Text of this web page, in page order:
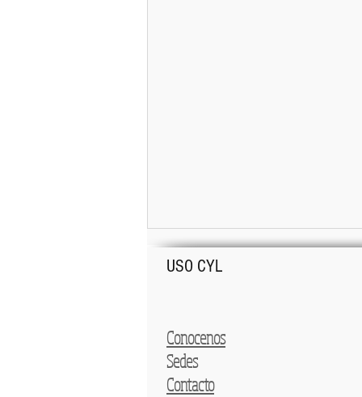
Reglamento de viajeros
USO CYL
Conocenos
Sedes
Contacto